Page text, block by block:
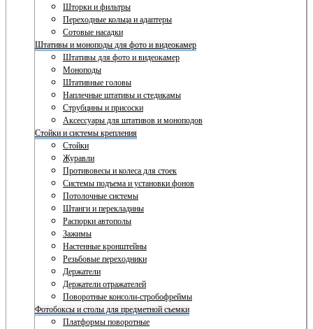
Шторки и фильтры
Переходные кольца и адаптеры
Сотовые насадки
Штативы и моноподы для фото и видеокамер
Штативы для фото и видеокамер
Моноподы
Штативные головы
Наплечные штативы и стедикамы
Струбцины и присоски
Аксессуары для штативов и моноподов
Стойки и системы крепления
Стойки
Журавли
Противовесы и колеса для стоек
Системы подъема и установки фонов
Потолочные системы
Штанги и перекладины
Распорки автополы
Зажимы
Настенные кронштейны
Резьбовые переходники
Держатели
Держатели отражателей
Поворотные консоли-стробофреймы
Фотобоксы и столы для предметной съемки
Платформы поворотные